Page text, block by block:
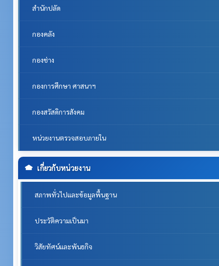
สำนักปลัด
กองคลัง
กองช่าง
กองการศึกษา ศาสนาฯ
กองสวัสดิการสังคม
หน่วยงานตรวจสอบภายใน
เกี่ยวกับหน่วยงาน
สภาพทั่วไปและข้อมูลพื้นฐาน
ประวัติความเป็นมา
วิสัยทัศน์และพันธกิจ